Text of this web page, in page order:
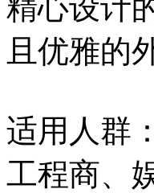
精心设计
且优雅的
适用人群：
工程商、